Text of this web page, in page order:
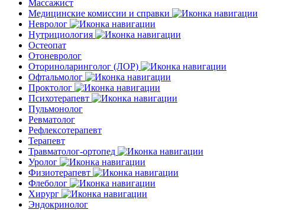
Массажист
Медицинские комиссии и справки
Невролог
Нутрициология
Остеопат
Отоневролог
Оториноларинголог (ЛОР)
Офтальмолог
Проктолог
Психотерапевт
Пульмонолог
Ревматолог
Рефлексотерапевт
Терапевт
Травматолог-ортопед
Уролог
Физиотерапевт
Флеболог
Хирург
Эндокринолог